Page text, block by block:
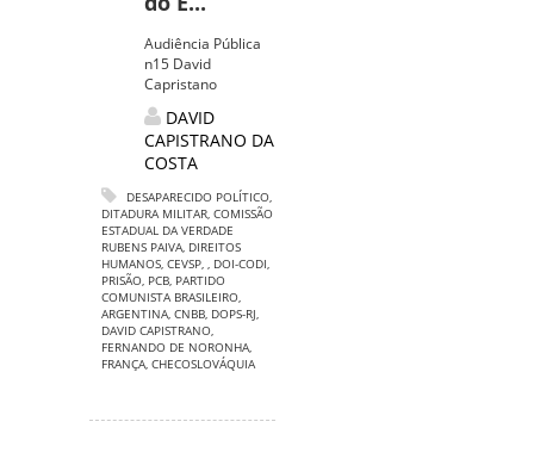
Audiência Pública
n15 David
Capristano
DAVID
CAPISTRANO DA
COSTA
DESAPARECIDO POLÍTICO,
DITADURA MILITAR, COMISSÃO
ESTADUAL DA VERDADE
RUBENS PAIVA, DIREITOS
HUMANOS, CEVSP, , DOI-CODI,
PRISÃO, PCB, PARTIDO
COMUNISTA BRASILEIRO,
ARGENTINA, CNBB, DOPS-RJ,
DAVID CAPISTRANO,
FERNANDO DE NORONHA,
FRANÇA, CHECOSLOVÁQUIA